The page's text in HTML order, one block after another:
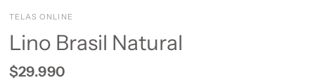
TELAS ONLINE
Lino Brasil Natural
$29.990